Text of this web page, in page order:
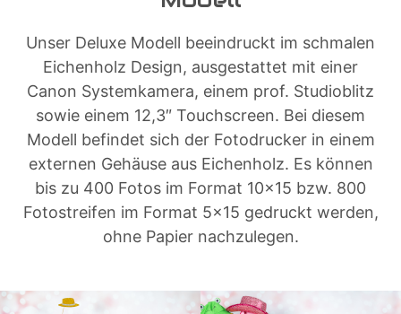
Unser Deluxe Modell beeindruckt im schmalen
Eichenholz Design, ausgestattet mit einer
Canon Systemkamera, einem prof. Studioblitz
sowie einem 12,3″ Touchscreen. Bei diesem
Modell befindet sich der Fotodrucker in einem
externen Gehäuse aus Eichenholz. Es können
bis zu 400 Fotos im Format 10×15 bzw. 800
Fotostreifen im Format 5×15 gedruckt werden,
ohne Papier nachzulegen.